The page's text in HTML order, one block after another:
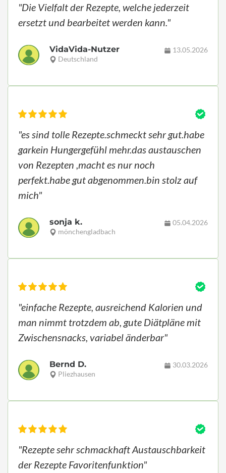
"Die Vielfalt der Rezepte, welche jederzeit
ersetzt und bearbeitet werden kann."
VidaVida-Nutzer
Deutschland
13.05.2026
"es sind tolle Rezepte.schmeckt sehr gut.habe
garkein Hungergefühl mehr.das austauschen
von Rezepten ,macht es nur noch
perfekt.habe gut abgenommen.bin stolz auf
mich"
sonja k.
mönchengladbach
05.04.2026
"einfache Rezepte, ausreichend Kalorien und
man nimmt trotzdem ab, gute Diätpläne mit
Zwischensnacks, variabel änderbar"
Bernd D.
Pliezhausen
30.03.2026
"Rezepte sehr schmackhaft Austauschbarkeit
der Rezepte Favoritenfunktion"